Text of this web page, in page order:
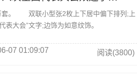
套。 双联小型张2枚上下居中偏下排列;上
表大会”文字;边饰为如意纹饰。
07 01:09:07 阅读(3800)